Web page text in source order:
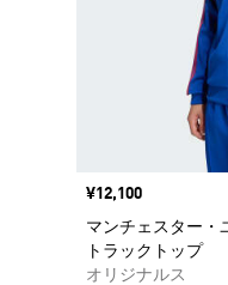
価格
¥12,100
マンチェスター・
トラックトップ
オリジナルス